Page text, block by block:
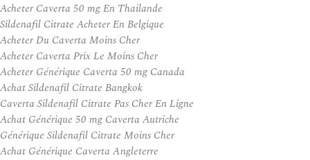
Acheter Caverta 50 mg En Thailande
Sildenafil Citrate Acheter En Belgique
Acheter Du Caverta Moins Cher
Acheter Caverta Prix Le Moins Cher
Acheter Générique Caverta 50 mg Canada
Achat Sildenafil Citrate Bangkok
Caverta Sildenafil Citrate Pas Cher En Ligne
Achat Générique 50 mg Caverta Autriche
Générique Sildenafil Citrate Moins Cher
Achat Générique Caverta Angleterre